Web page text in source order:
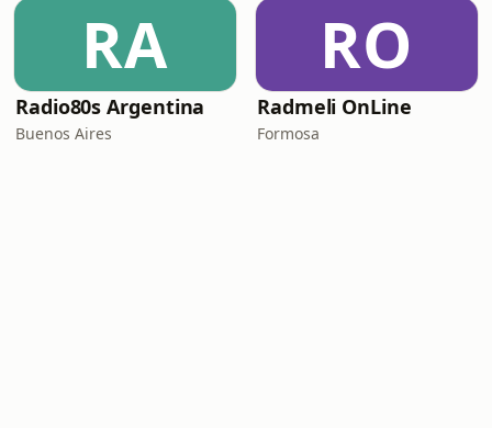
RA
Radio80s Argentina
Buenos Aires
RO
Radmeli OnLine
Formosa